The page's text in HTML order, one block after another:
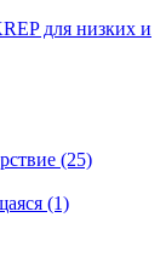
для низких и
(25)
(1)